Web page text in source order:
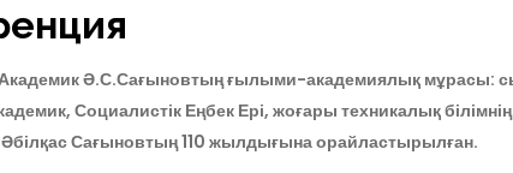
Ә.С.Сағыновтың ғылыми-академиялық
Социалистік Еңбек Ері, жоғары техникалық
Әбілқас Сағыновтың 110 жылдығына орайластырылған.